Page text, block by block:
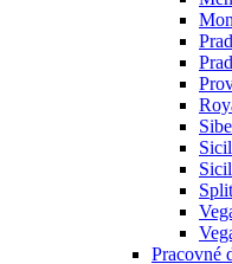
Split
Pracovné